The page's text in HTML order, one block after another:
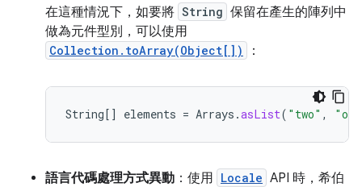
在這種情況下，如要將 String 保留在產生的陣列中
做為元件型別，可以使用
Collection.toArray(Object[]) ：
String[] elements = Arrays .asList( "two" ,
語言代碼處理方式異動 ：使用 Locale API 時，希伯